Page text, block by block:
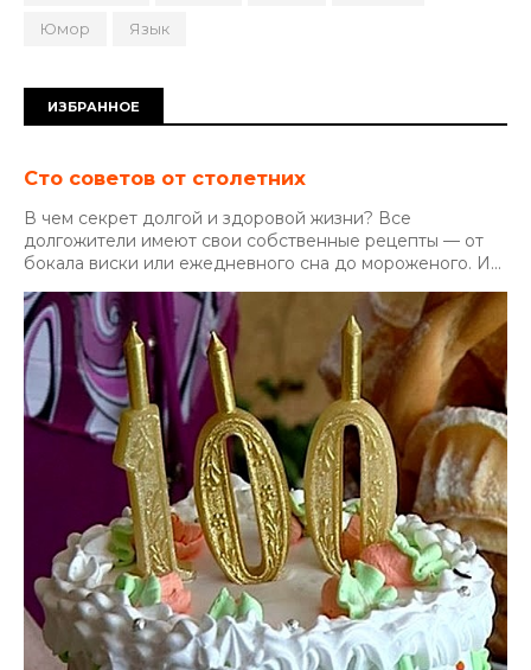
Юмор Язык
ИЗБРАННОЕ
Сто советов от столетних
В чем секрет долгой и здоровой жизни? Все
долгожители имеют свои собственные рецепты — от
бокала виски или ежедневного сна до мороженого. И...